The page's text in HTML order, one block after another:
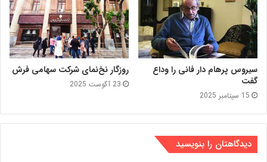
سیروس پرهام دار فانی را وداع
گفت
15 سپتامبر 2025
روزگار نخ‌نمای شرکت سهامی فرش
23 آگوست 2025
دیدگاهتان را بنویسید